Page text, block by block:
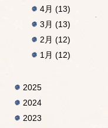
4月 (13)
3月 (13)
2月 (12)
1月 (12)
2025
2024
2023